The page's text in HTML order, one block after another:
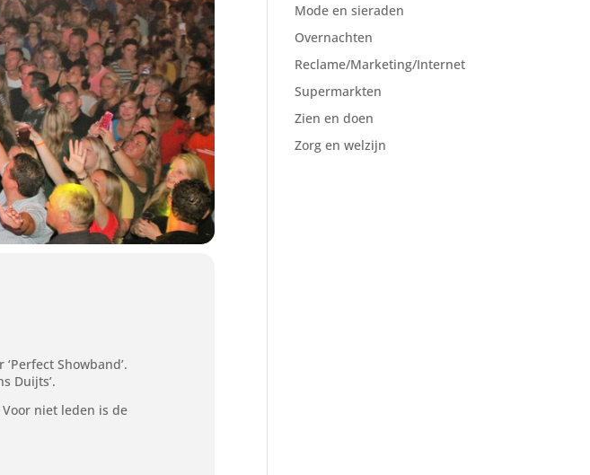
Showband’.
Duijts’.
niet leden is de
Mode en sieraden
Overnachten
Reclame/Marketing/Internet
Supermarkten
Zien en doen
Zorg en welzijn